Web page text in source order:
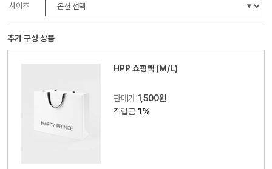
사이즈
추가 구성 상품
HPP 쇼핑백 (M/L)
판매가1,500원
적립금1%